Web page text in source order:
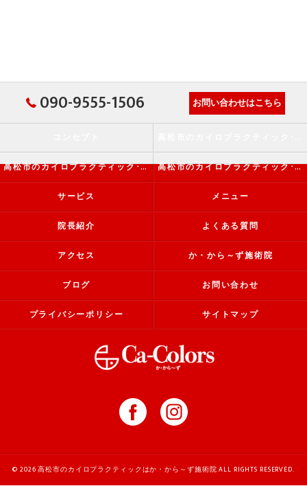
090-9555-1506 お問い合わせはこちら
高松市のカイロプラクティック･か・から～ず施術院の評判 高松市のカイロプラクティック･か・から～ず施術院のお客様の声
サービス メニュー
院長紹介 よくある質問
アクセス か・から～ず施術院
ブログ お問い合わせ
プライバシーポリシー サイトマップ
© 2026 高松市のカイロプラクティックはか・から～ず施術院 ALL RIGHTS RESERVED.